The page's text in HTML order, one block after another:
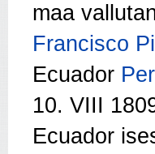
maa
Francisco
Ecuador
10. VIII
Ecuador